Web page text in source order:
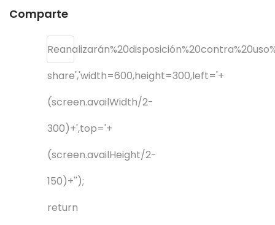
Comparte
share','width=600,height=300,left='+
(screen.availWidth/2-
300)+',top='+
(screen.availHeight/2-
150)+'');
return